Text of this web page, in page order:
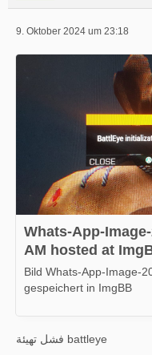
9. Oktober 2024 um 23:18
Whats-App-
AM hosted at
Bild Whats-App-Image-
gespeichert in ImgBB
فشل تهيئة battleye